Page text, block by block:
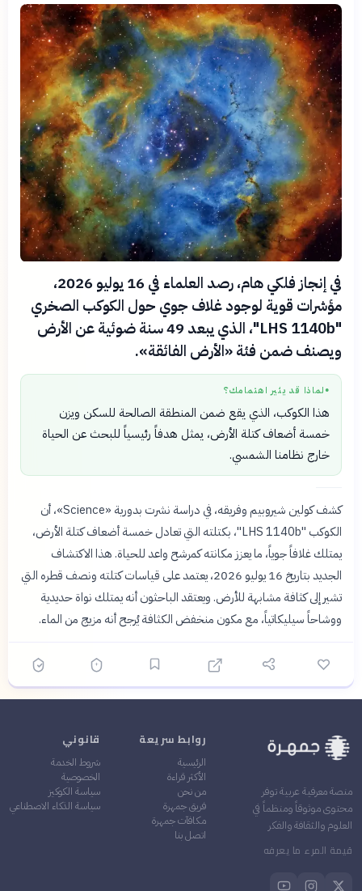
في إنجاز فلكي هام، رصد العلماء في 16 يوليو 2026،
مؤشرات قوية لوجود غلاف جوي حول الكوكب الصخري
"LHS 1140b"، الذي يبعد 49 سنة ضوئية عن الأرض
ويصنف ضمن فئة «الأرض الفائقة».
● لماذا قد يثير اهتمامك؟
هذا الكوكب، الذي يقع ضمن المنطقة الصالحة للسكن ويزن
خمسة أضعاف كتلة الأرض، يمثل هدفاً رئيسياً للبحث عن الحياة
خارج نظامنا الشمسي.
كشف كولين شيروبيم وفريقه، في دراسة نشرت بدورية «Science»، أن
الكوكب "LHS 1140b"، بكتلته التي تعادل خمسة أضعاف كتلة الأرض،
يمتلك غلافاً جوياً، ما يعزز مكانته كمرشح واعد للحياة. هذا الاكتشاف
الجديد بتاريخ 16 يوليو 2026، يعتمد على قياسات كتلته ونصف قطره التي
تشير إلى كثافة مشابهة للأرض. ويعتقد الباحثون أنه يمتلك نواة حديدية
ووشاحاً سيليكاتياً، مع مكون منخفض الكثافة يُرجح أنه مزيج من الماء.
منصة معرفية عربية توفر
محتوى موثوقاً ومنظماً في
العلوم والثقافة والفكر
قيمة المرء ما يعرفه
روابط سريعة
الرئيسية
الأكثر قراءة
من نحن
فريق جمهرة
مكافآت جمهرة
اتصل بنا
قانوني
شروط الخدمة
الخصوصية
سياسة الكوكيز
سياسة الذكاء الاصطناعي